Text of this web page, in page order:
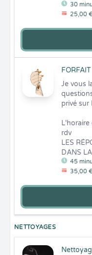
30
25,00 €
45
35,00 €
Je vous
privé sur
L'horaire
rdv
LES
DANS
NETTOYAGES